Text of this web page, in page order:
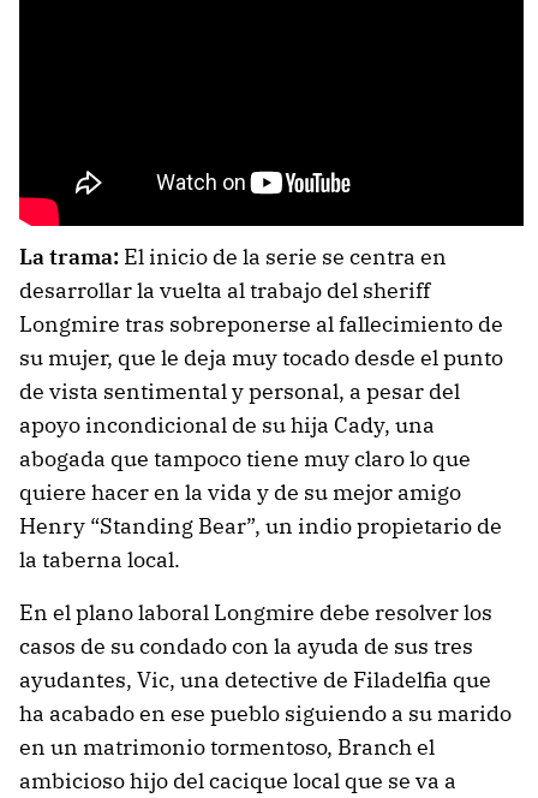
La trama: El inicio de la serie se centra en
desarrollar la vuelta al trabajo del sheriff
Longmire tras sobreponerse al fallecimiento de
su mujer, que le deja muy tocado desde el punto
de vista sentimental y personal, a pesar del
apoyo incondicional de su hija Cady, una
abogada que tampoco tiene muy claro lo que
quiere hacer en la vida y de su mejor amigo
Henry “Standing Bear”, un indio propietario de
la taberna local.
En el plano laboral Longmire debe resolver los
casos de su condado con la ayuda de sus tres
ayudantes, Vic, una detective de Filadelfia que
ha acabado en ese pueblo siguiendo a su marido
en un matrimonio tormentoso, Branch el
ambicioso hijo del cacique local que se va a